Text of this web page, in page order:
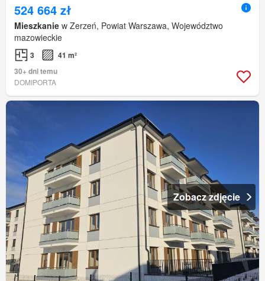
524 664 zł
Mieszkanie w Zerzeń, Powiat Warszawa, Województwo
mazowieckie
3
41 m²
30+ dni temu
DOMIPORTA
Zobacz zdjęcie